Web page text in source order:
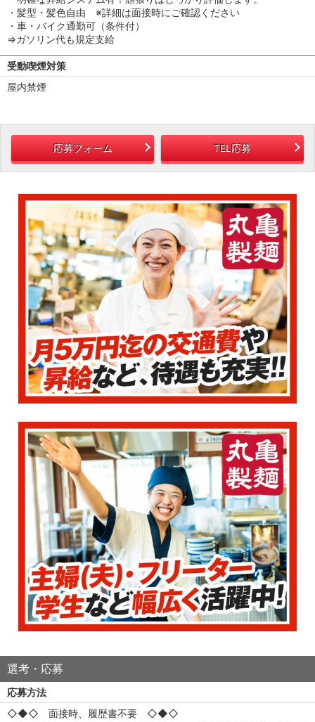
・髪型・髪色自由 ※詳細は面接時にご確認ください
・車・バイク通勤可（条件付）
⇒ガソリン代も規定支給
受動喫煙対策
屋内禁煙
応募フォーム TEL応募
選考・応募
応募方法
◇◆◇ 面接時、履歴書不要 ◇◆◇